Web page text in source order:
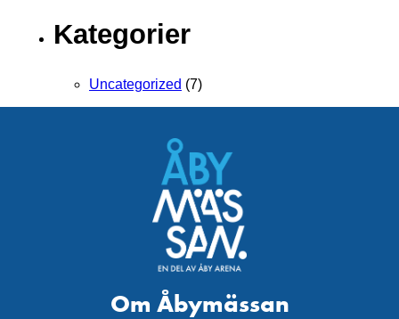
Kategorier
Uncategorized (7)
Om Åbymässan